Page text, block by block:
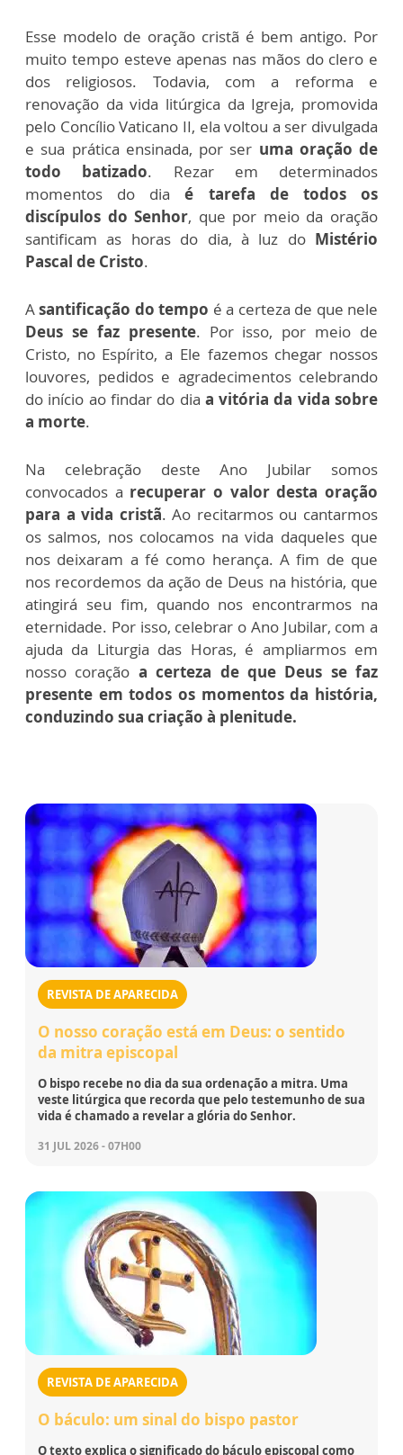
Esse modelo de oração cristã é bem antigo. Por
muito tempo esteve apenas nas mãos do clero e
dos religiosos. Todavia, com a reforma e
renovação da vida litúrgica da Igreja, promovida
pelo Concílio Vaticano II, ela voltou a ser divulgada
e sua prática ensinada, por ser uma oração de
todo batizado. Rezar em determinados
momentos do diaé tarefa de todos os
discípulos do Senhor, que por meio da oração
santificam as horas do dia, à luz do Mistério
Pascal de Cristo.
Asantificação do tempo é a certeza de que nele
Deus se faz presente. Por isso, por meio de
Cristo, no Espírito, a Ele fazemos chegar nossos
louvores, pedidos e agradecimentos celebrando
do início ao findar do dia a vitória da vida sobre
a morte.
Na celebração deste Ano Jubilar somos
convocados a recuperar o valor desta oração
para a vida cristã. Ao recitarmos ou cantarmos
os salmos, nos colocamos na vida daqueles que
nos deixaram a fé como herança. A fim de que
nos recordemos da ação de Deus na história, que
atingirá seu fim, quando nos encontrarmos na
eternidade. Por isso, celebrar o Ano Jubilar, com a
ajuda da Liturgia das Horas, é ampliarmos em
nosso coração a certeza de que Deus se faz
presente em todos os momentos da história,
conduzindo sua criação à plenitude.
REVISTA DE APARECIDA
O nosso coração está em Deus: o sentido
da mitra episcopal
O bispo recebe no dia da sua ordenação a mitra. Uma
veste litúrgica que recorda que pelo testemunho de sua
vida é chamado a revelar a glória do Senhor.
31 JUL 2026 - 07H00
REVISTA DE APARECIDA
O báculo: um sinal do bispo pastor
O texto explica o significado do báculo episcopal como